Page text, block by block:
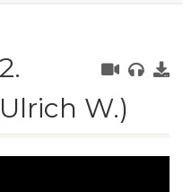
W.)